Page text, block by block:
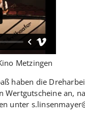
Metzingen
haben die
Wertgutscheine an,
unter